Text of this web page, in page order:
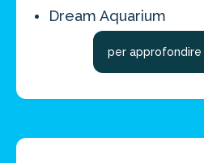
Dream Aquarium
per approfondire